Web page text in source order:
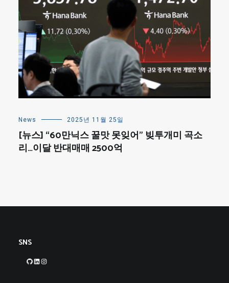
News 2025년 11월 25일
[뉴스] “60만닉스 꿀맛 못잊어” 빚투개미 곡소
리…이달 반대매매 2500억
SNS
GitHubLinkedIn